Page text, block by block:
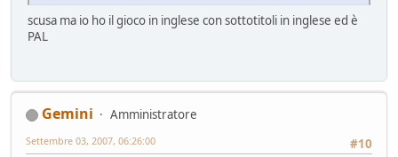
scusa ma io ho il gioco in inglese con sottotitoli in inglese ed è
PAL
Gemini
Amministratore
#10
Settembre 03, 2007, 06:26:00